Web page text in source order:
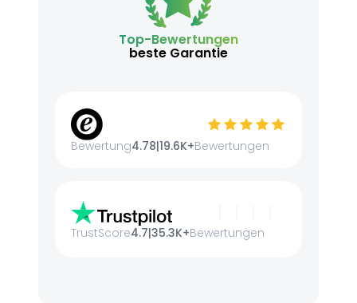
Top-Bewertungen
beste Garantie
Bewertung4.78|19.6K+Bewertungen
TrustScore4.7|35.3K+Bewertungen